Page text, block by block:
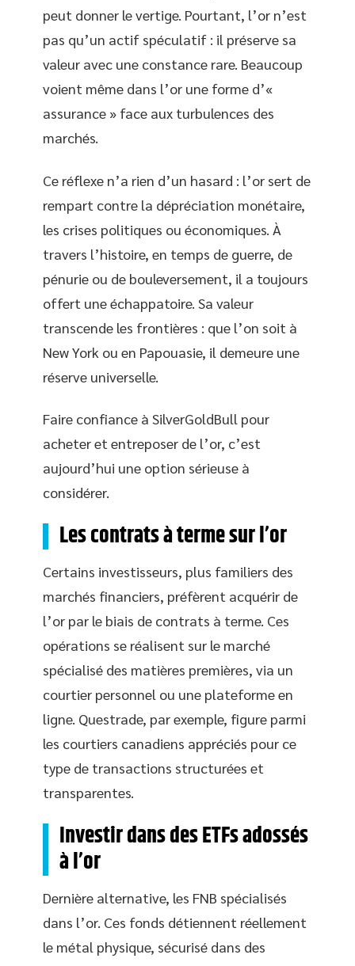
peut donner le vertige. Pourtant, l’or n’est
pas qu’un actif spéculatif : il préserve sa
valeur avec une constance rare. Beaucoup
voient même dans l’or une forme d’«
assurance » face aux turbulences des
marchés.
Ce réflexe n’a rien d’un hasard : l’or sert de
rempart contre la dépréciation monétaire,
les crises politiques ou économiques. À
travers l’histoire, en temps de guerre, de
pénurie ou de bouleversement, il a toujours
offert une échappatoire. Sa valeur
transcende les frontières : que l’on soit à
New York ou en Papouasie, il demeure une
réserve universelle.
Faire confiance à SilverGoldBull pour
acheter et entreposer de l’or, c’est
aujourd’hui une option sérieuse à
considérer.
Les contrats à terme sur l’or
Certains investisseurs, plus familiers des
marchés financiers, préfèrent acquérir de
l’or par le biais de contrats à terme. Ces
opérations se réalisent sur le marché
spécialisé des matières premières, via un
courtier personnel ou une plateforme en
ligne. Questrade, par exemple, figure parmi
les courtiers canadiens appréciés pour ce
type de transactions structurées et
transparentes.
Investir dans des ETFs adossés
à l’or
Dernière alternative, les FNB spécialisés
dans l’or. Ces fonds détiennent réellement
le métal physique, sécurisé dans des